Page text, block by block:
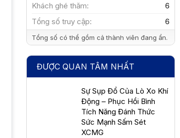
Khách ghé thăm
6
Tổng số truy cập
6
Tổng số có thể gồm cả thành viên đang ẩn.
ĐƯỢC QUAN TÂM NHẤT
Sự Sụp Đổ Của Lò Xo Khí
Động – Phục Hồi Bình
Tích Năng Đánh Thức
Sức Mạnh Sấm Sét
XCMG